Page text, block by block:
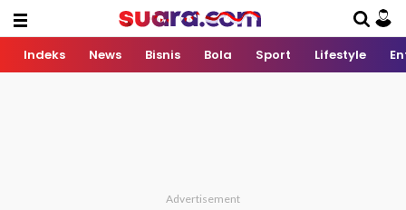
Indeks News Bisnis Bola Sport Lifestyle